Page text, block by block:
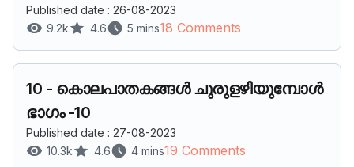
Published date : 26-08-2023
9.2k
4.6 5 mins18 Comments
10 - കൊലപാതകങ്ങൾ ചുരുളഴിയുമ്പോൾ
ഭാഗം -10
Published date : 27-08-2023
10.3k
4.6 4 mins19 Comments